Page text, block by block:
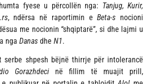
fyese u përcollën nga: Tanjug, Kurir,
, ndërsa në raportimin eBeta-s nocioni
me nocionin “shqiptarë”, si dhe lajmi u
nga Danas dhe N1.
shpesh bëjnë thirrje për intolerancë
Gorazhdecinë fillim të muajit prill,